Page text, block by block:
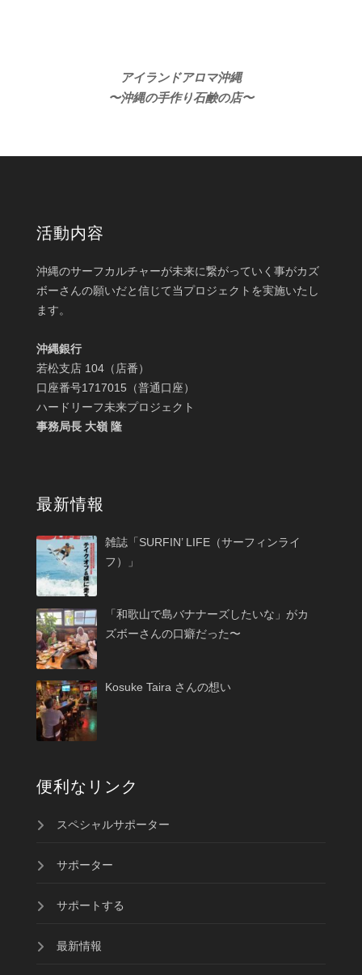
アイランドアロマ沖縄
〜沖縄の手作り石鹸の店〜
活動内容
沖縄のサーフカルチャーが未来に繋がっていく事がカズ
ボーさんの願いだと信じて当プロジェクトを実施いたし
ます。
沖縄銀行
若松支店 104（店番）
口座番号1717015（普通口座）
ハードリーフ未来プロジェクト
事務局長 大嶺 隆
最新情報
雑誌「SURFIN’ LIFE（サーフィンライ
フ）」
「和歌山で島バナナーズしたいな」がカ
ズボーさんの口癖だった〜
Kosuke Taira さんの想い
便利なリンク
スペシャルサポーター
サポーター
サポートする
最新情報